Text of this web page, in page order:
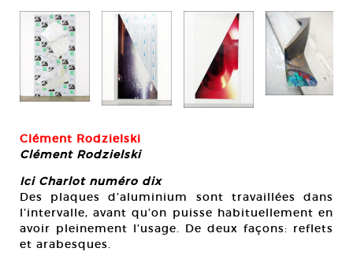
Clément Rodzielski
Clément Rodzielski
Ici Charlot numéro dix
Des plaques d’aluminium sont travaillées dans
l’intervalle, avant qu’on puisse habituellement en
avoir pleinement l’usage. De deux façons: reflets
et arabesques.